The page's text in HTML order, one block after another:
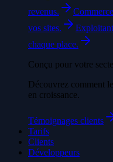
revenus.
vos sites.
chaque place.
Conçu pour votre
Découvrez comment
en croissance.
Témoignages clients
Tarifs
Clients
Développeurs